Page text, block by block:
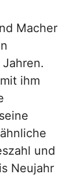
Macher
ihm
und
Neujahr